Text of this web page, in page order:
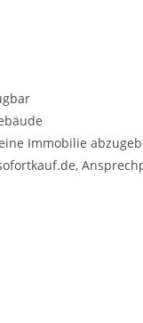
Immobilie